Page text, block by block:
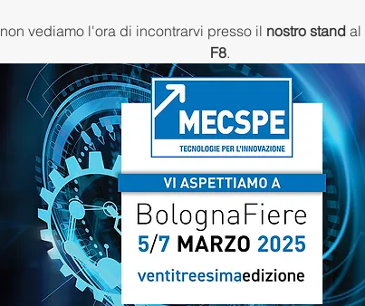
non vediamo l'ora di incontrarvi presso il nostro stand al
F8.